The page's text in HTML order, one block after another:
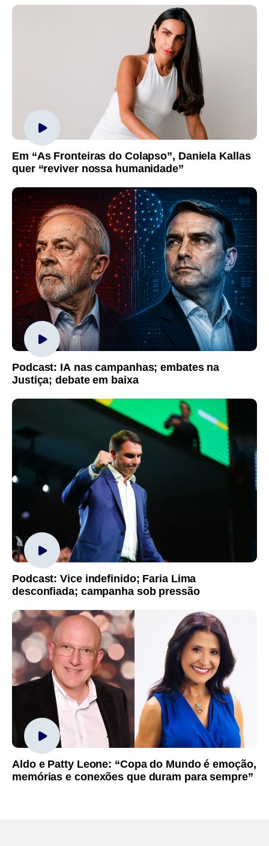
Em “As Fronteiras do Colapso”, Daniela Kallas
quer “reviver nossa humanidade”
Podcast: IA nas campanhas; embates na
Justiça; debate em baixa
Podcast: Vice indefinido; Faria Lima
desconfiada; campanha sob pressão
Aldo e Patty Leone: “Copa do Mundo é emoção,
memórias e conexões que duram para sempre”